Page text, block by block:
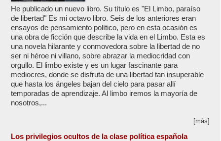
He publicado un nuevo libro. Su título es "El Limbo, paraíso
de libertad" Es mi octavo libro. Seis de los anteriores eran
ensayos de pensamiento político, pero en esta ocasión es
una obra de ficción que describe la vida en el Limbo. Esta es
una novela hilarante y conmovedora sobre la libertad de no
ser ni héroe ni villano, sobre abrazar la mediocridad con
orgullo. El limbo existe y es un lugar fascinante para
mediocres, donde se disfruta de una libertad tan insuperable
que hasta los ángeles bajan del cielo para pasar allí
temporadas de aprendizaje. Al limbo iremos la mayoría de
nosotros,...
[más]
Los privilegios ocultos de la clase política española